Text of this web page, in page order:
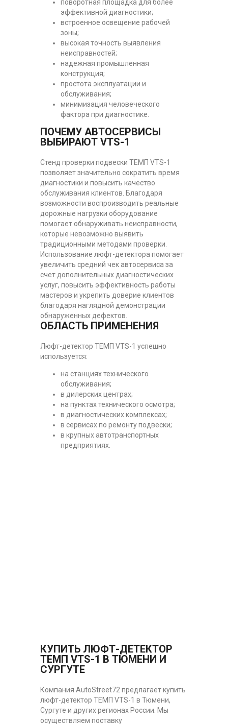
поворотная площадка для более
эффективной диагностики;
встроенное освещение рабочей
зоны;
высокая точность выявления
неисправностей;
надежная промышленная
конструкция;
простота эксплуатации и
обслуживания;
минимизация человеческого
фактора при диагностике.
ПОЧЕМУ АВТОСЕРВИСЫ
ВЫБИРАЮТ VTS-1
Стенд проверки подвески ТЕМП VTS-1
позволяет значительно сократить время
диагностики и повысить качество
обслуживания клиентов. Благодаря
возможности воспроизводить реальные
дорожные нагрузки оборудование
помогает обнаруживать неисправности,
которые невозможно выявить
традиционными методами проверки.
Использование люфт-детектора помогает
увеличить средний чек автосервиса за
счет дополнительных диагностических
услуг, повысить эффективность работы
мастеров и укрепить доверие клиентов
благодаря наглядной демонстрации
обнаруженных дефектов.
ОБЛАСТЬ ПРИМЕНЕНИЯ
Люфт-детектор ТЕМП VTS-1 успешно
используется:
на станциях технического
обслуживания;
в дилерских центрах;
на пунктах технического осмотра;
в диагностических комплексах;
в сервисах по ремонту подвески;
в крупных автотранспортных
предприятиях.
КУПИТЬ ЛЮФТ-ДЕТЕКТОР
ТЕМП VTS-1 В ТЮМЕНИ И
СУРГУТЕ
Компания AutoStreet72 предлагает купить
люфт-детектор ТЕМП VTS-1 в Тюмени,
Сургуте и других регионах России. Мы
осуществляем поставку